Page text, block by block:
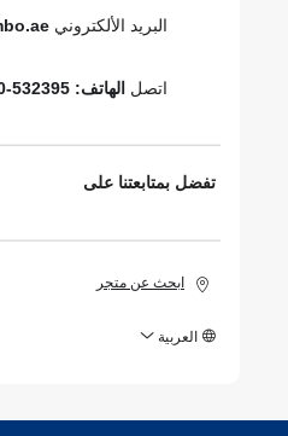
البريد الألكتروني
اتصلالهاتف: 532395-600
تفضل بمتابعتنا على
ابحث عن متجر
العربية